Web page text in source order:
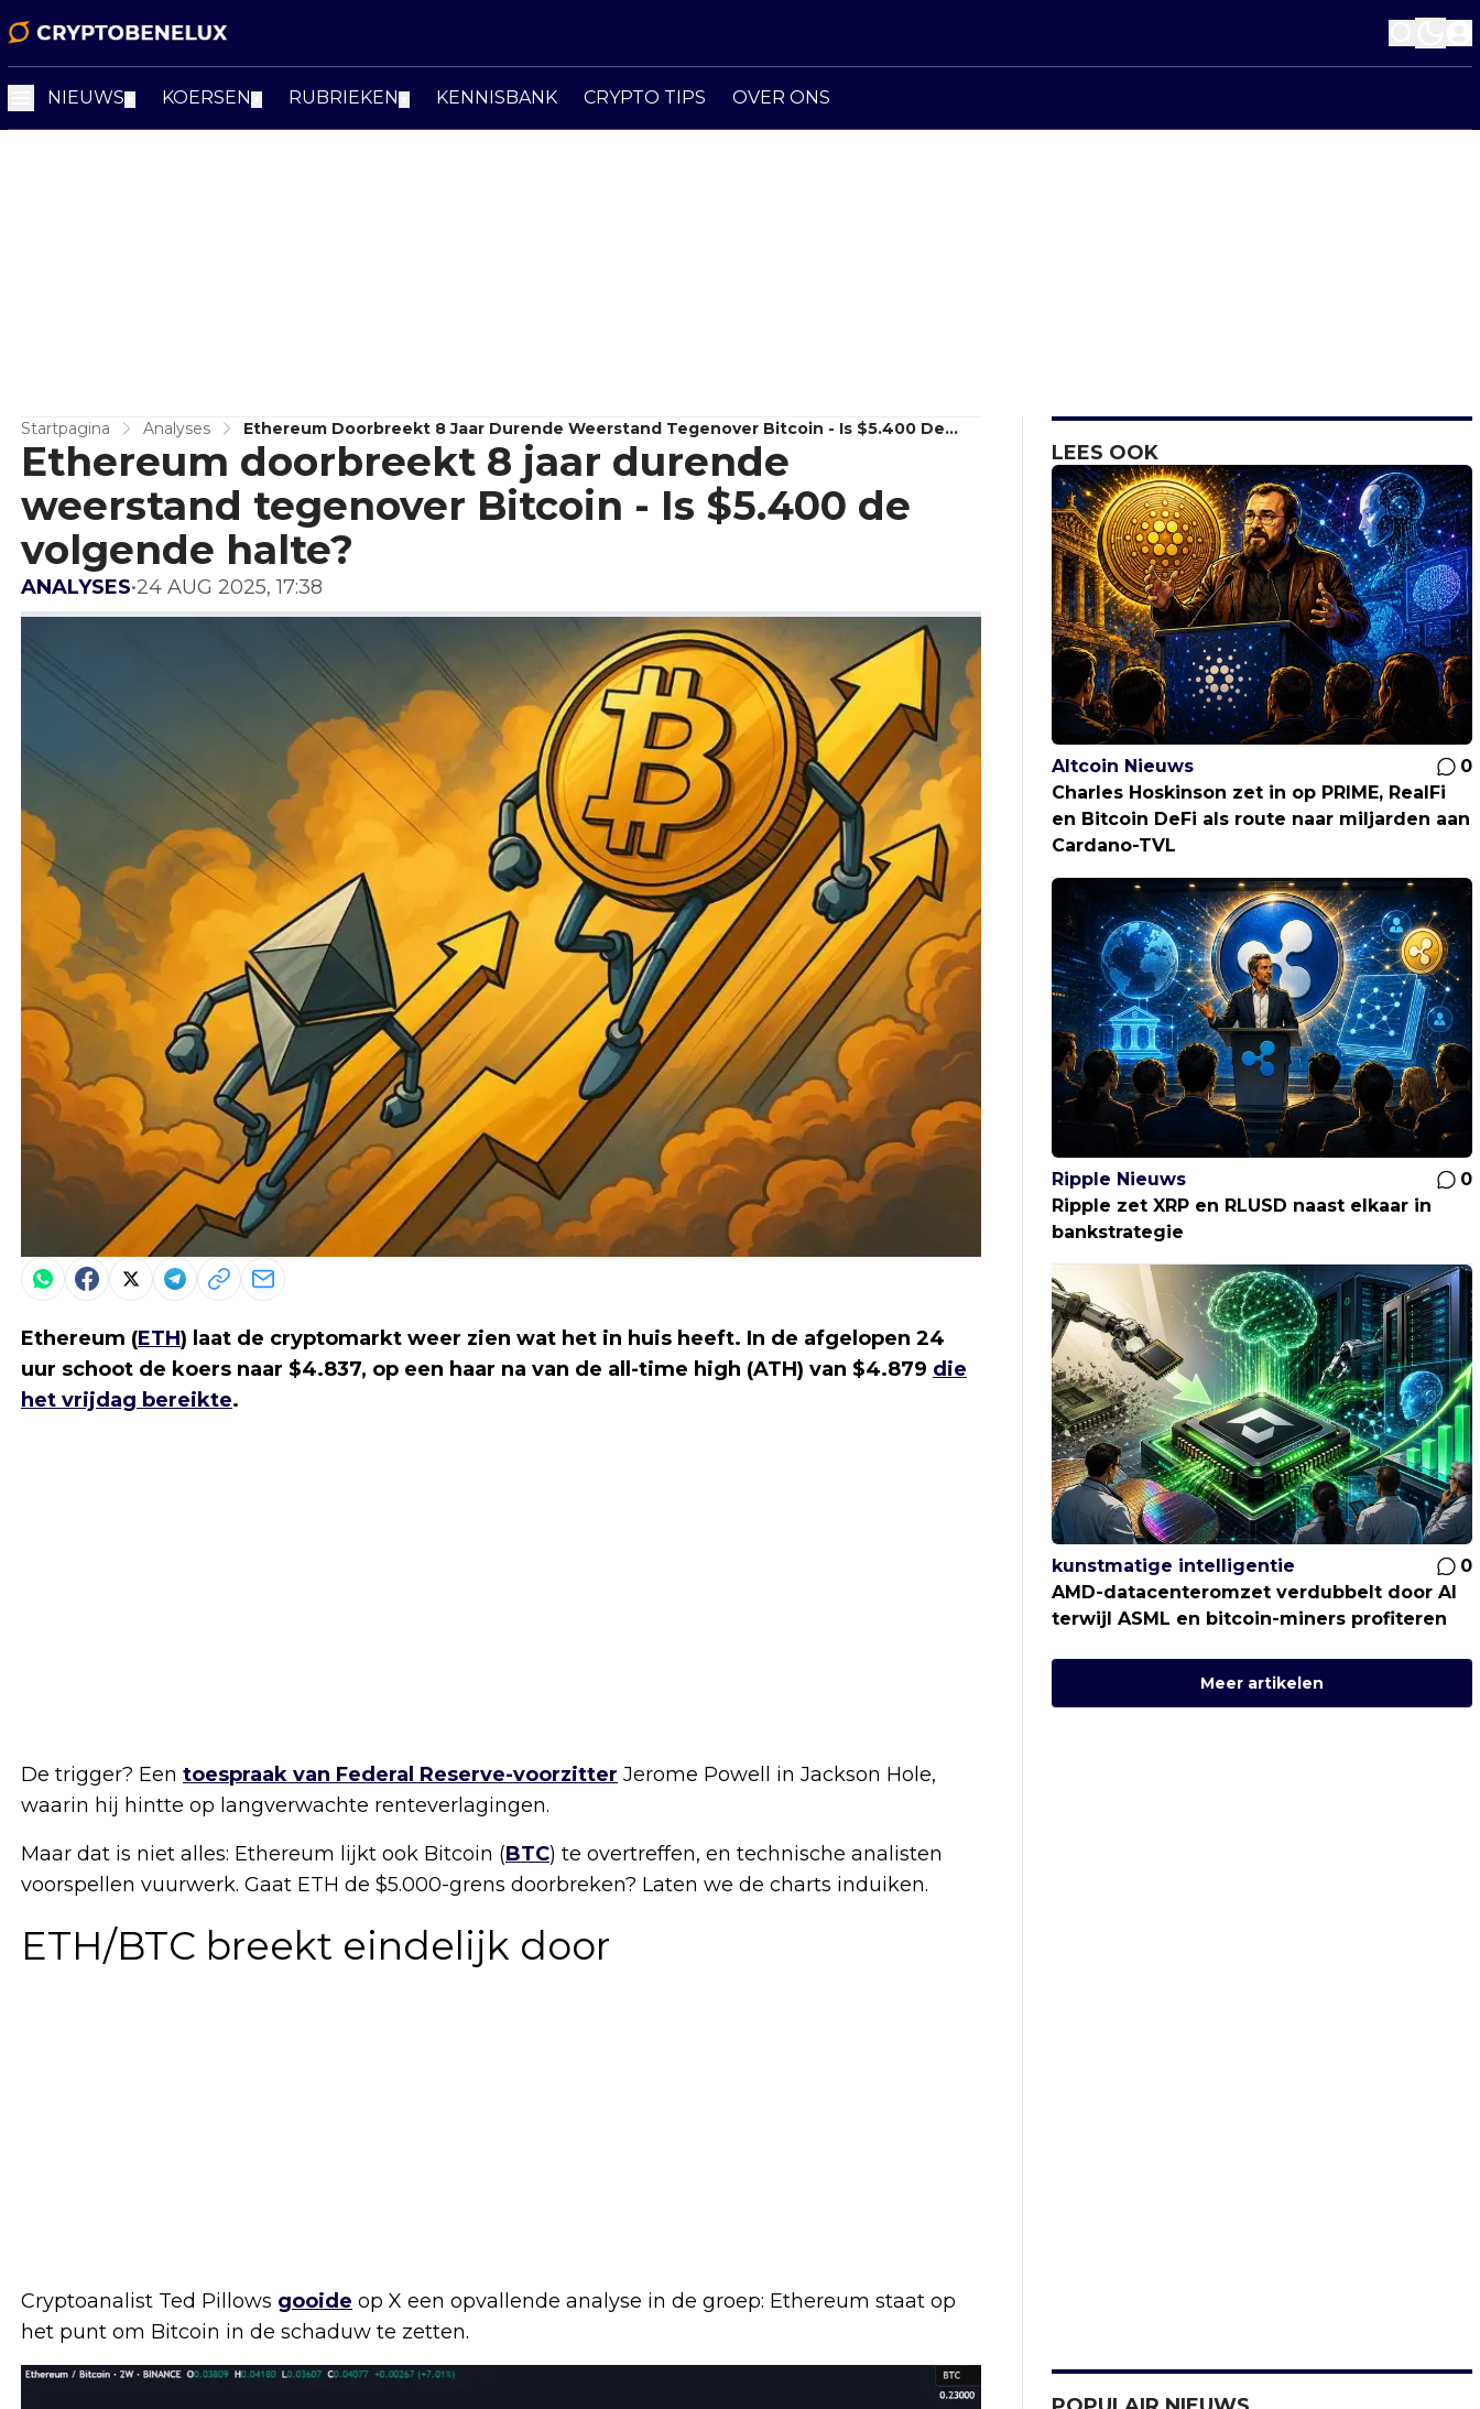
NIEUWS KOERSEN RUBRIEKEN KENNISBANK CRYPTO TIPS OVER ONS
Startpagina Analyses
Ethereum Doorbreekt 8 Jaar Durende Weerstand Tegenover Bitcoin - Is $5.400 De
Volgende Halte?
Ethereum doorbreekt 8 jaar durende
weerstand tegenover Bitcoin - Is $5.400 de
volgende halte?
ANALYSES•24 AUG 2025, 17:38
Ethereum (ETH) laat de cryptomarkt weer zien wat het in huis heeft. In de afgelopen 24
uur schoot de koers naar $4.837, op een haar na van de all-time high (ATH) van $4.879 die
het vrijdag bereikte.
De trigger? Een toespraak van Federal Reserve-voorzitter Jerome Powell in Jackson Hole,
waarin hij hintte op langverwachte renteverlagingen.
Maar dat is niet alles: Ethereum lijkt ook Bitcoin (BTC) te overtreffen, en technische analisten
voorspellen vuurwerk. Gaat ETH de $5.000-grens doorbreken? Laten we de charts induiken.
ETH/BTC breekt eindelijk door
Cryptoanalist Ted Pillows gooide op X een opvallende analyse in de groep: Ethereum staat op
het punt om Bitcoin in de schaduw te zetten.
LEES OOK
Altcoin Nieuws
0
Charles Hoskinson zet in op PRIME, RealFi
en Bitcoin DeFi als route naar miljarden aan
Cardano-TVL
Ripple Nieuws
0
Ripple zet XRP en RLUSD naast elkaar in
bankstrategie
kunstmatige intelligentie
0
AMD-datacenteromzet verdubbelt door AI
terwijl ASML en bitcoin-miners profiteren
Meer artikelen